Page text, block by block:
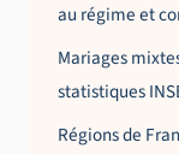
au régime et
Mariages
statistiques
Régions de